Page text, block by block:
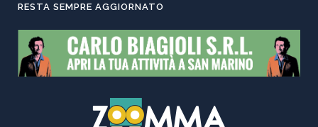
RESTA SEMPRE AGGIORNATO